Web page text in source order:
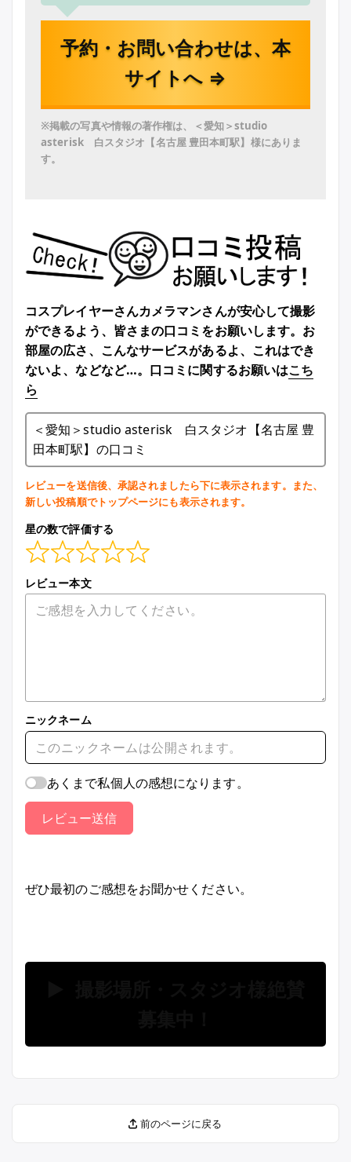
予約・お問い合わせは、本
サイトへ ⇒
※掲載の写真や情報の著作権は、＜愛知＞studio
asterisk 白スタジオ【名古屋 豊田本町駅】様にありま
す。
コスプレイヤーさんカメラマンさんが安心して撮影
ができるよう、皆さまの口コミをお願いします。お
部屋の広さ、こんなサービスがあるよ、これはでき
ないよ、などなど…。口コミに関するお願いはこち
ら
＜愛知＞studio asterisk 白スタジオ【名古屋 豊
田本町駅】の口コミ
レビューを送信後、承認されましたら下に表示されます。また、
新しい投稿順でトップページにも表示されます。
星の数で評価する
レビュー本文
ニックネーム
あくまで私個人の感想になります。
レビュー送信
ぜひ最初のご感想をお聞かせください。
前のページに戻る